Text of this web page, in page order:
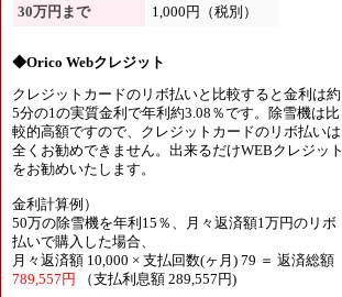
30万円まで
1,000円（税別）
◆Orico Webクレジット
クレジットカードのリボ払いと比較すると金利は約
5分の1の実質金利で年利約3.08％です。除雪機は比
較的高額ですので、クレジットカードのリボ払いは
全くお勧めできません。出来るだけWEBクレジット
をお勧めいたします。
金利計算例）
50万の除雪機を年利15％、月々返済額1万円のリボ
払いで購入した場合、
月々返済額 10,000 × 支払回数(ヶ月) 79 ＝ 返済総額
789,557円
（支払利息額 289,557円)